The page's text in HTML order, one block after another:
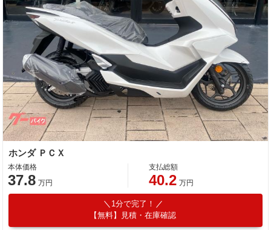
ホンダ ＰＣＸ
本体価格
37.8 万円
支払総額
40.2 万円
1分で完了！
【無料】見積・在庫確認